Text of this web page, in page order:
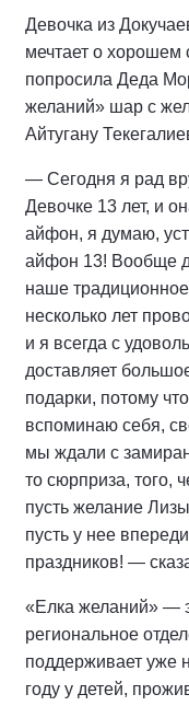
Девочка из
мечтает о хорошем
попросила Деда
желаний» шар с
Айтугану
— Сегодня я рад
Девочке 13 лет, и
айфон, я думаю,
айфон 13! Вообще
наше
несколько лет
и я всегда с
доставляет
подарки, потому
вспоминаю себя,
мы ждали с
то сюрприза, того,
пусть желание
пусть у нее
праздников! —
«Елка желаний» —
региональное
поддерживает уже
году у детей,